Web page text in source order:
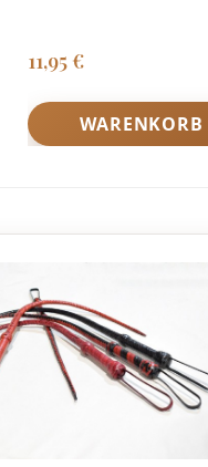
Regulärer Preis:
11,95 €
WARENKORB